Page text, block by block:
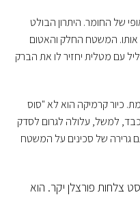
של החומר. היתרון הבולט
אותו. המשטח החלק והאטום
עם מטלית יחזיר לו את הברק
כיור קרמיקה הוא לא "סוס
כבד, למשל, עלולה לגרום לסדק
גרירה של סכינים על המשטח
צלחות פורצלן יקר. הוא